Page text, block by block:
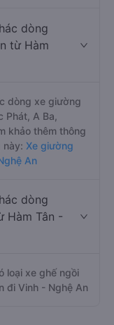
dòng
từ Hàm
dòng xe giường
A Ba,
khảo thêm thông
này: Xe giường
An
dòng
Hàm Tân -
loại xe ghế ngồi
đi Vinh - Nghệ An